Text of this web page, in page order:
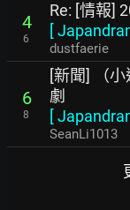
4
6
Re: [情報]
[
dustfaerie
6
8
[新聞] （
劇
[
SeanLi1013